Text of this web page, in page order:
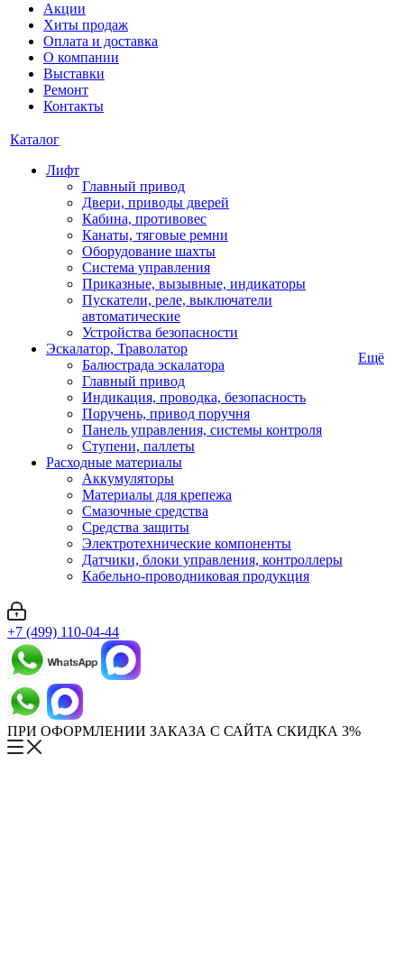
Акции
Хиты продаж
Оплата и доставка
О компании
Выставки
Ремонт
Контакты
Каталог
Лифт
Главный привод
Двери, приводы дверей
Кабина, противовес
Канаты, тяговые ремни
Оборудование шахты
Система управления
Приказные, вызывные, индикаторы
Пускатели, реле, выключатели
автоматические
Устройства безопасности
Эскалатор, Траволатор
Балюстрада эскалатора
Главный привод
Индикация, проводка, безопасность
Поручень, привод поручня
Панель управления, системы контроля
Ступени, паллеты
Расходные материалы
Аккумуляторы
Материалы для крепежа
Смазочные средства
Средства защиты
Электротехнические компоненты
Датчики, блоки управления, контроллеры
Кабельно-проводниковая продукция
Ещё
+7 (499) 110-04-44
ПРИ ОФОРМЛЕНИИ ЗАКАЗА С САЙТА СКИДКА 3%